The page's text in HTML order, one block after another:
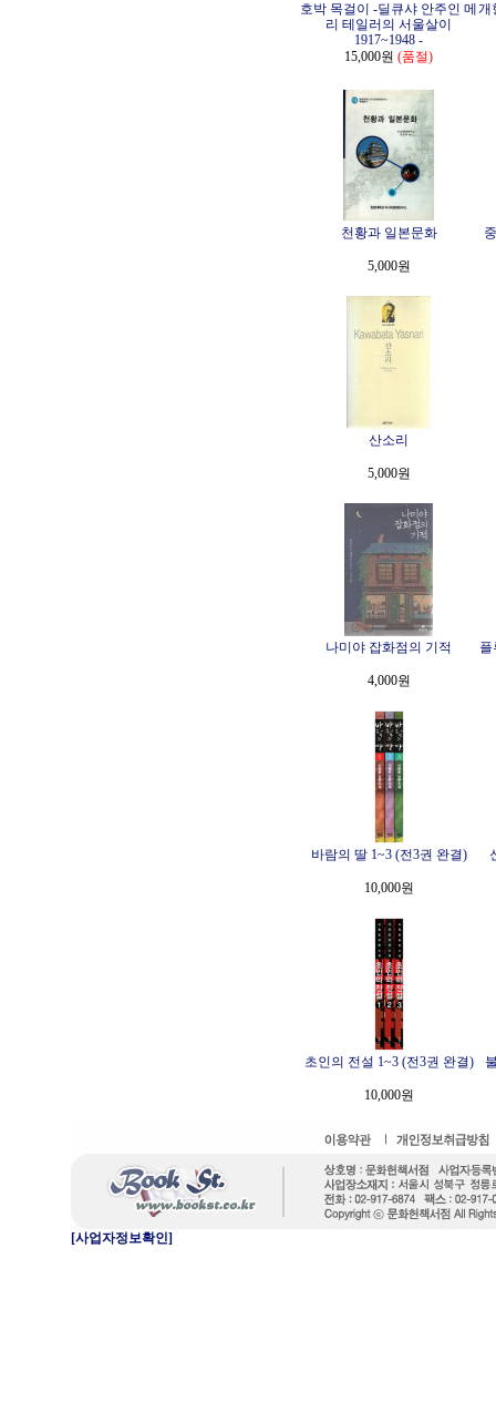
호박 목걸이 -딜큐샤 안주인 메
리 테일러의 서울살이
1917~1948 -
15,000원 (품절)
개
천황과 일본문화
5,000원
산소리
5,000원
나미야 잡화점의 기적
4,000원
플
바람의 딸 1~3 (전3권 완결)
10,000원
초인의 전설 1~3 (전3권 완결)
10,000원
[사업자정보확인]